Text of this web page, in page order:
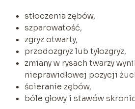
stłoczenia zębów,
szparowatość,
zgryz otwarty,
przodozgryz lub tyłozgryz,
zmiany w rysach twarzy
nieprawidłowej pozycji
ścieranie zębów,
bóle głowy i stawów